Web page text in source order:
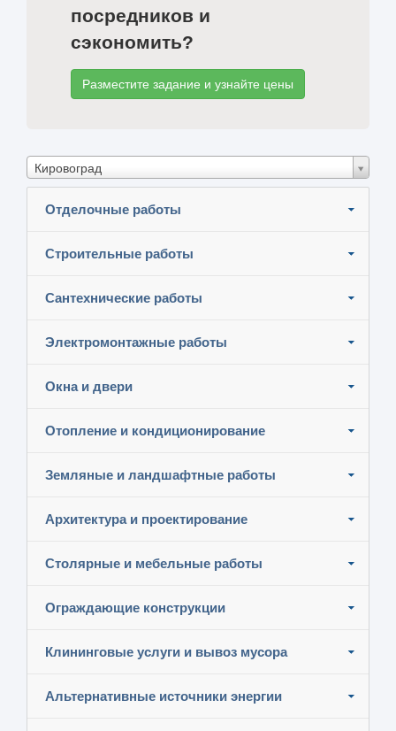
посредников и
сэкономить?
Разместите задание и узнайте цены
Кировоград
Отделочные работы
Строительные работы
Сантехнические работы
Электромонтажные работы
Окна и двери
Отопление и кондиционирование
Земляные и ландшафтные работы
Архитектура и проектирование
Столярные и мебельные работы
Ограждающие конструкции
Клининговые услуги и вывоз мусора
Альтернативные источники энергии